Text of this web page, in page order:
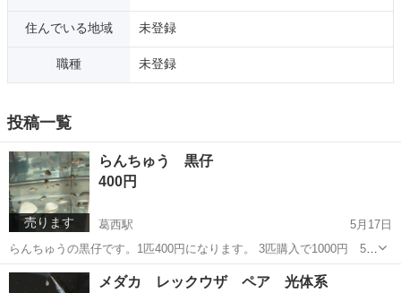
住んでいる地域 未登録
職種 未登録
投稿一覧
売ります
らんちゅう 黒仔
400円
葛西駅
5月17日
らんちゅうの黒仔です。1匹400円になります。 3匹購入で1000円 5匹
購入で1500円です。 これから色が出てくると思うので、どんな子にな
るか楽しんで飼育できると思います！ ランダムで元気な子を掬ってお
東京 江戸川区 その他 らんちゅう
メダカ レックウザ ペア 光体系